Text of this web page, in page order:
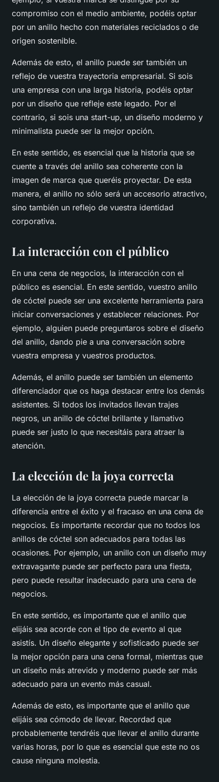
compromiso con el medio ambiente, podéis optar
por un anillo hecho con materiales reciclados o de
origen sostenible.
Además de esto, el anillo puede ser también un
reflejo de vuestra trayectoria empresarial. Si sois
una empresa con una larga historia, podéis optar
por un diseño que refleje este legado. Por el
contrario, si sois una start-up, un diseño moderno y
minimalista puede ser la mejor opción.
En este sentido, es esencial que la historia que se
cuente a través del anillo sea coherente con la
imagen de marca que queréis proyectar. De esta
manera, el anillo no sólo será un accesorio atractivo,
sino también un reflejo de vuestra identidad
corporativa.
La interacción con el público
En una cena de negocios, la interacción con el
público es esencial. En este sentido, vuestro anillo
de cóctel puede ser una excelente herramienta para
iniciar conversaciones y establecer relaciones. Por
ejemplo, alguien puede preguntaros sobre el diseño
del anillo, dando pie a una conversación sobre
vuestra empresa y vuestros productos.
Además, el anillo puede ser también un elemento
diferenciador que os haga destacar entre los demás
asistentes. Si todos los invitados llevan trajes
negros, un anillo de cóctel brillante y llamativo
puede ser justo lo que necesitáis para atraer la
atención.
La elección de la joya correcta
La elección de la joya correcta puede marcar la
diferencia entre el éxito y el fracaso en una cena de
negocios. Es importante recordar que no todos los
anillos de cóctel son adecuados para todas las
ocasiones. Por ejemplo, un anillo con un diseño muy
extravagante puede ser perfecto para una fiesta,
pero puede resultar inadecuado para una cena de
negocios.
En este sentido, es importante que el anillo que
elijáis sea acorde con el tipo de evento al que
asistís. Un diseño elegante y sofisticado puede ser
la mejor opción para una cena formal, mientras que
un diseño más atrevido y moderno puede ser más
adecuado para un evento más casual.
Además de esto, es importante que el anillo que
elijáis sea cómodo de llevar. Recordad que
probablemente tendréis que llevar el anillo durante
varias horas, por lo que es esencial que este no os
cause ninguna molestia.